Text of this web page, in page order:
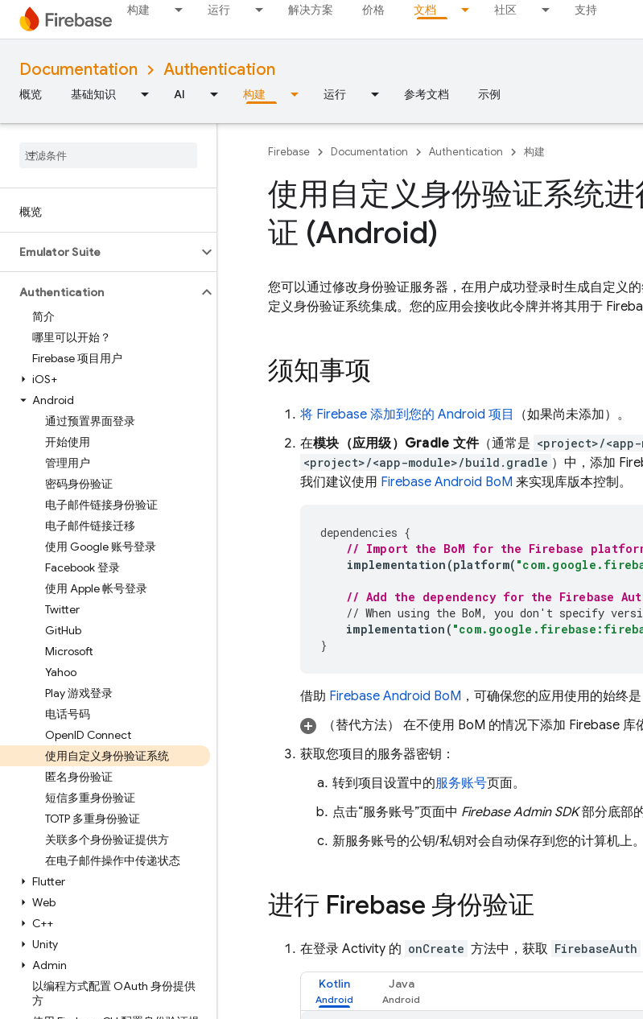
构建 运行 解决方案 价格 文档 社区 支持
Documentation Authentication
概览 基础知识 AI 构建 运行 参考文档 示例
概览
Emulator Suite
Authentication
简介
哪里可以开始？
Firebase 项目用户
iOS+
Android
通过预置界面登录
开始使用
管理用户
密码身份验证
电子邮件链接身份验证
电子邮件链接迁移
使用 Google 账号登录
Facebook 登录
使用 Apple 帐号登录
Twitter
GitHub
Microsoft
Yahoo
Play 游戏登录
电话号码
OpenID Connect
使用自定义身份验证系统
匿名身份验证
短信多重身份验证
TOTP 多重身份验证
关联多个身份验证提供方
在电子邮件操作中传递状态
Flutter
Web
C++
Unity
Admin
以编程方式配置 OAuth 身份提供
方
Firebase Documentation Authentication 构建
使用自定义身份验证系统
证 (Android)
您可以通过修改身份验证服务器，在用户成功登录时生成自定义
定义身份验证系统集成。您的应用会接收此令牌并将其用于
须知事项
将 Firebase 添加到您的 Android 项目
（如果尚未添加）。
在模块（应用级）Gradle 文件（通常是 <project>/
<project>/<app-module>/build.gradle ）中，添加
我们建议使用 Firebase Android BoM 来实现库版本控制。
dependencies {
// Import the BoM for the Firebase
implementation (platform(
// Add the dependency for the Firebase
// When using the BoM, you don't specify
implementation (
}
借助 Firebase Android BoM ，可确保您的应用使用的始终
（替代方法）
在不使用 BoM 的情况下添加 Firebase 库
获取您项目的服务器密钥：
转到项目设置中的服务账号页面。
点击“服务账号”页面中 Firebase Admin SDK部分底部
新服务账号的公钥/私钥对会自动保存到您的计算机上
进行 Firebase 身份验证
在登录 Activity 的 onCreate 方法中，获取 FirebaseAuth
Kotlin Java